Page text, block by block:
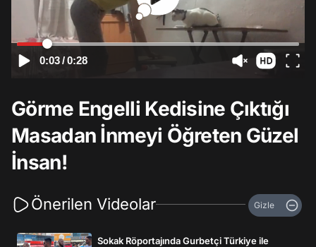
0:03/0:28
Görme Engelli Kedisine Çıktığı
Masadan İnmeyi Öğreten Güzel
İnsan!
Önerilen Videolar Gizle
Sokak Röportajında Gurbetçi Türkiye ile